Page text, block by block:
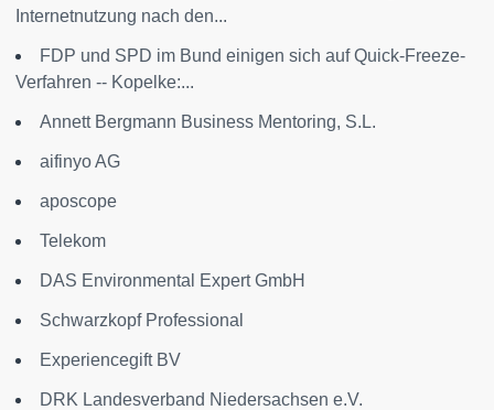
Internetnutzung nach den...
FDP und SPD im Bund einigen sich auf Quick-Freeze-
Verfahren -- Kopelke:...
Annett Bergmann Business Mentoring, S.L.
aifinyo AG
aposcope
Telekom
DAS Environmental Expert GmbH
Schwarzkopf Professional
Experiencegift BV
DRK Landesverband Niedersachsen e.V.